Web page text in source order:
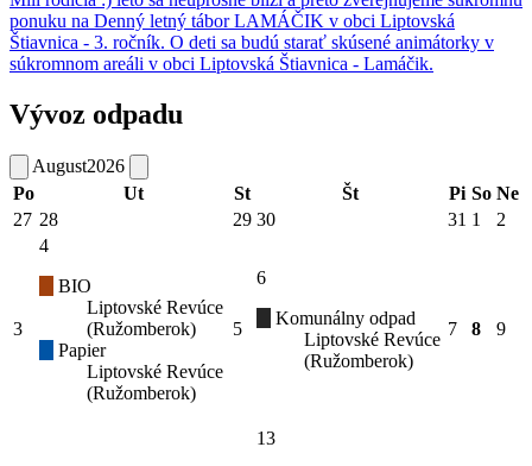
ponuku na Denný letný tábor LAMÁČIK v obci Liptovská
Štiavnica - 3. ročník. O deti sa budú starať skúsené animátorky v
súkromnom areáli v obci Liptovská Štiavnica - Lamáčik.
Vývoz odpadu
August2026
Po
Ut St Št Pi So Ne
27 28 29 30 31 1 2
3
4
BIO
Liptovské Revúce
(Ružomberok)
Papier
Liptovské Revúce
(Ružomberok)
5
6
Komunálny odpad
Liptovské Revúce
(Ružomberok)
7 8 9
13